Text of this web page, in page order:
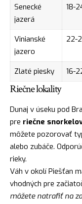
Senecké
jazerá
18-
Vinianské
jazero
22-
Zlaté piesky 16-
Riečne lokality
Dunaj v úseku pod
pre riečne
môžete pozorovať
alebo zubáče.
rieky.
Váh v okolí Piešťan
vhodných pre
môžete natrafiť na